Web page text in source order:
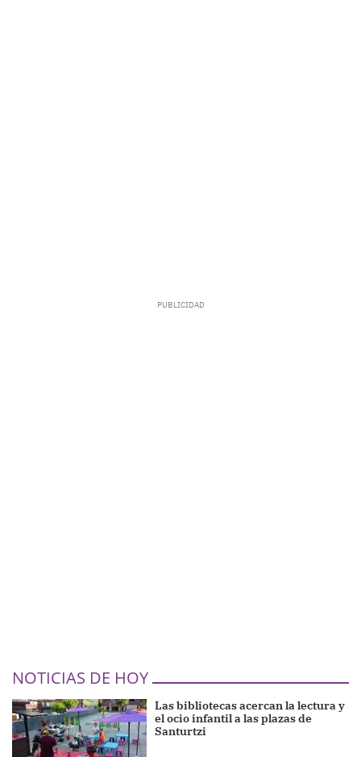
NOTICIAS DE HOY
Las bibliotecas acercan la lectura y
el ocio infantil a las plazas de
Santurtzi